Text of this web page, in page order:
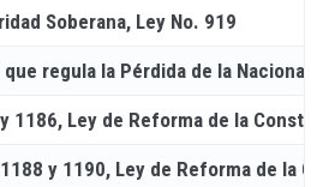
Soberana, Ley No. 919
regula la Pérdida de la
y 1186, Ley de Reforma de la
y 1190, Ley de Reforma de la